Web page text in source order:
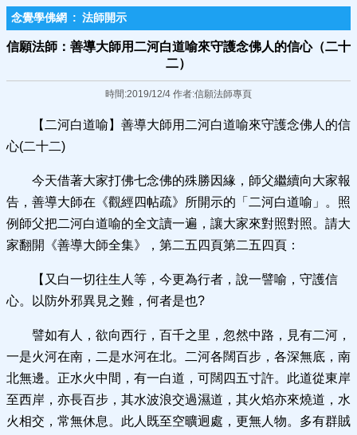
念覺學佛網 : 法師開示
信願法師：善導大師用二河白道喻來守護念佛人的信心（二十
二）
時間:2019/12/4 作者:信願法師專頁
【二河白道喻】善導大師用二河白道喻來守護念佛人的信
心(二十二)
今天借著大家打佛七念佛的殊勝因緣，師父繼續向大家報
告，善導大師在《觀經四帖疏》所開示的「二河白道喻」。照
例師父把二河白道喻的全文讀一遍，讓大家來對照對照。請大
家翻開《善導大師全集》，第二五四頁第二五四頁：
【又白一切往生人等，今更為行者，說一譬喻，守護信
心。以防外邪異見之難，何者是也?
譬如有人，欲向西行，百千之里，忽然中路，見有二河，
一是火河在南，二是水河在北。二河各闊百步，各深無底，南
北無邊。正水火中間，有一白道，可闊四五寸許。此道從東岸
至西岸，亦長百步，其水波浪交過濕道，其火焰亦來燒道，水
火相交，常無休息。此人既至空曠迥處，更無人物。多有群賊